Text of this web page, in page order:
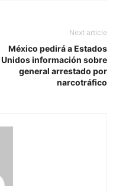
Next article
México pedirá a Estados
Unidos información sobre
general arrestado por
narcotráfico